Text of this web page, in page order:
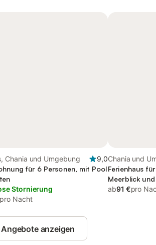
Chania und Umgebung
9,0
für 6 Personen, mit Pool
Stornierung
pro Nacht
Chania und
Ferienhaus
Meerblick
ab91 €pro
anzeigen